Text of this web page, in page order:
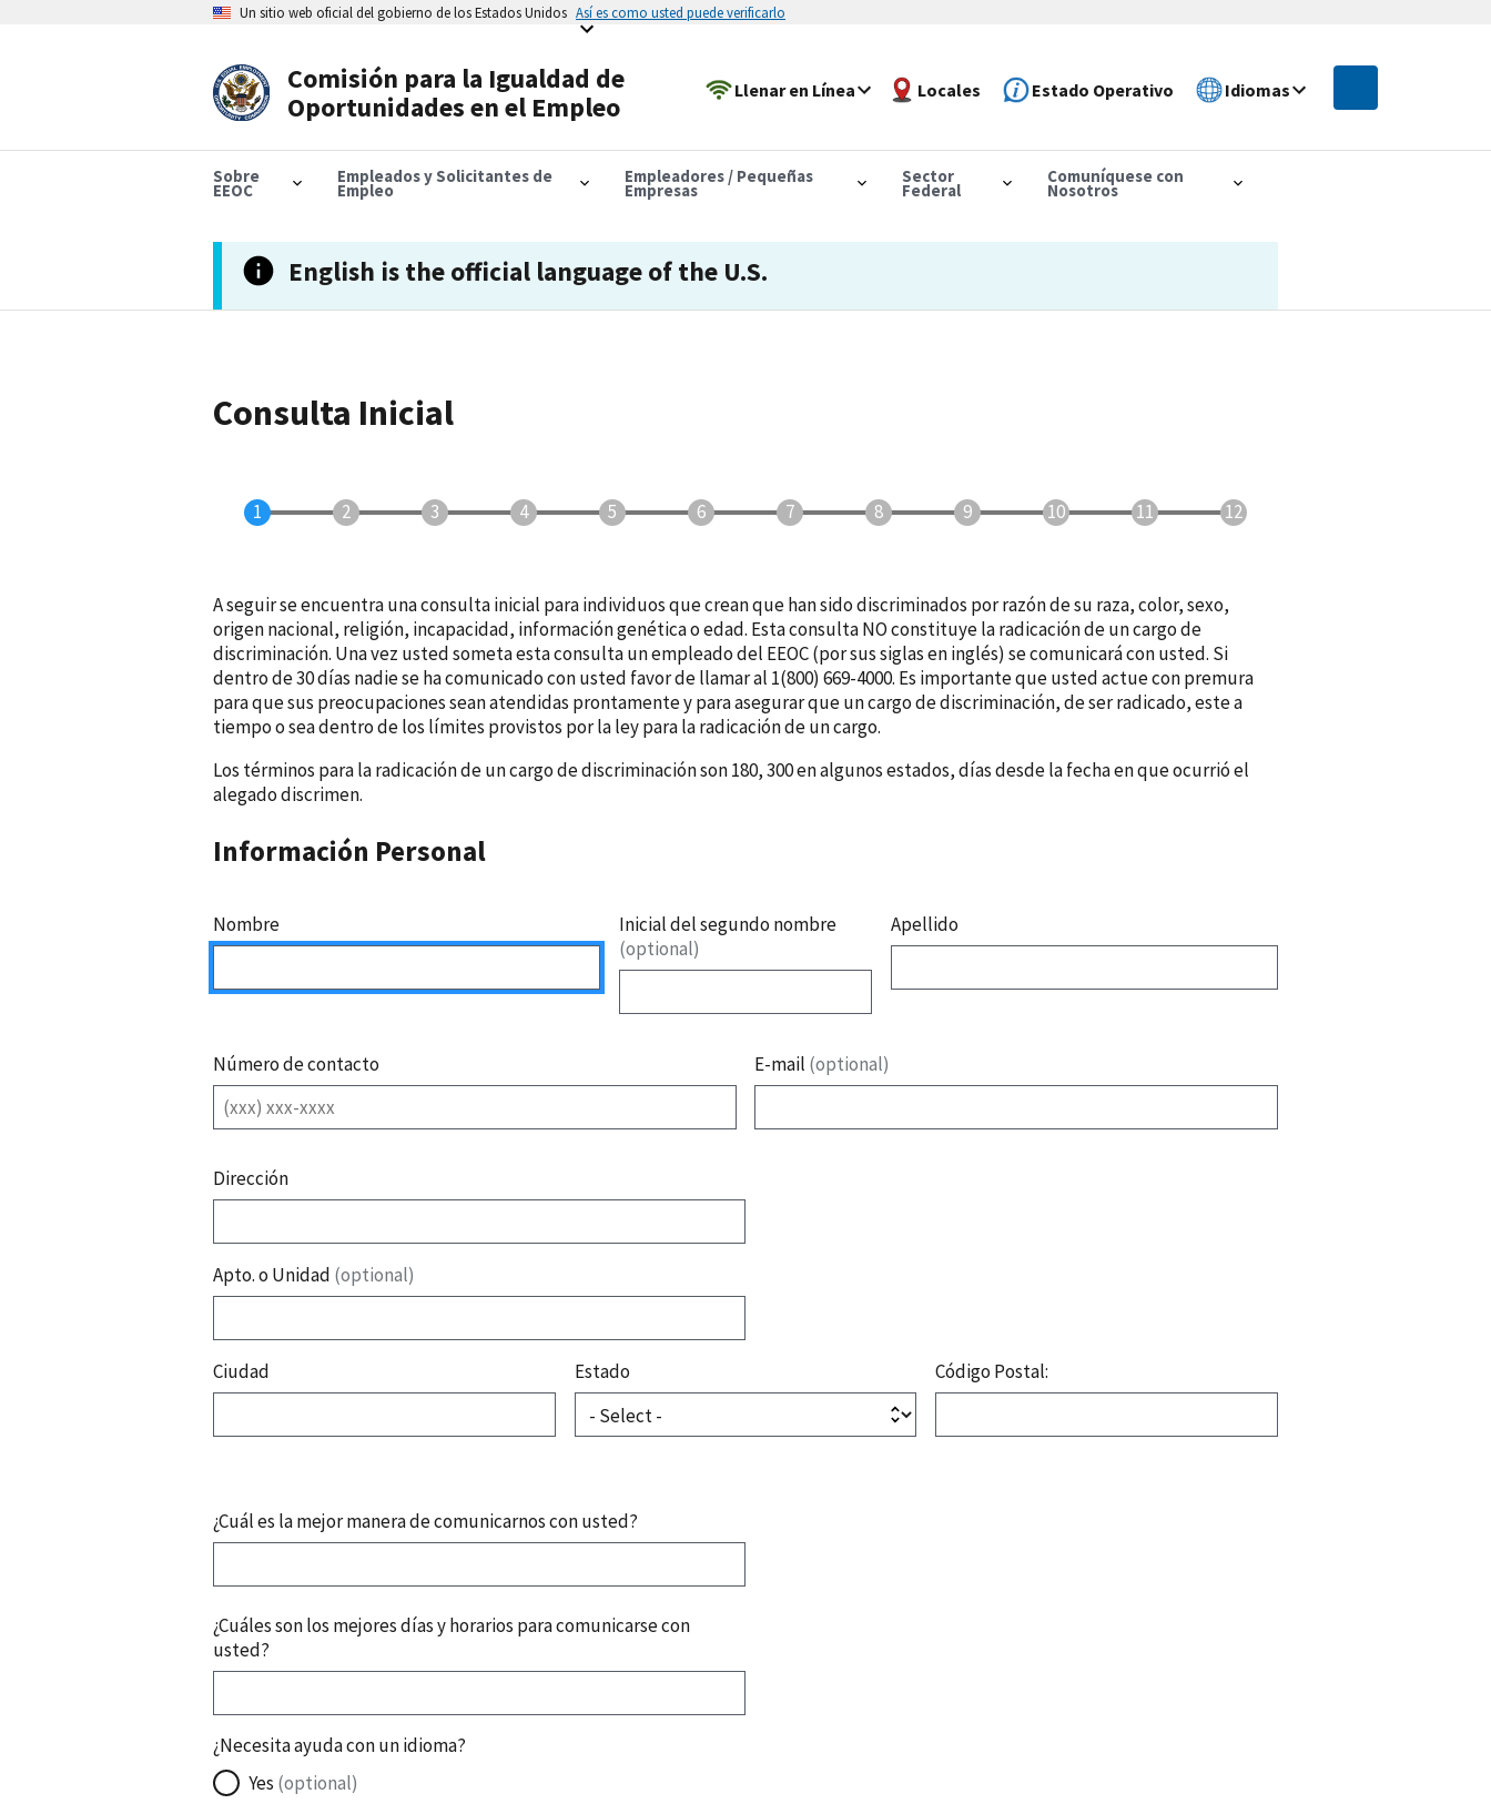
Un sitio web oficial del gobierno de los Estados Unidos Así es como usted puede verificarlo
Comisión para la Igualdad de
Oportunidades en el Empleo
Llenar en Línea Locales Estado Operativo Idiomas
Sobre
EEOC
Empleados y Solicitantes de
Empleo
Empleadores / Pequeñas
Empresas
Sector
Federal
Comuníquese con
Nosotros
English is the official language of the U.S.
Consulta Inicial
A seguir se encuentra una consulta inicial para individuos que crean que han sido discriminados por razón de su raza, color, sexo,
origen nacional, religión, incapacidad, información genética o edad. Esta consulta NO constituye la radicación de un cargo de
discriminación. Una vez usted someta esta consulta un empleado del EEOC (por sus siglas en inglés) se comunicará con usted. Si
dentro de 30 días nadie se ha comunicado con usted favor de llamar al 1(800) 669-4000. Es importante que usted actue con premura
para que sus preocupaciones sean atendidas prontamente y para asegurar que un cargo de discriminación, de ser radicado, este a
tiempo o sea dentro de los límites provistos por la ley para la radicación de un cargo.
Los términos para la radicación de un cargo de discriminación son 180, 300 en algunos estados, días desde la fecha en que ocurrió el
alegado discrimen.
Información Personal
o
m
Nombre
Inicial del segundo nombre
(optional)
Apellido
Número de contacto E-mail (optional)
i
r
c
Dirección
Apto. o Unidad (optional)
Ciudad Estado Código Postal:
r
e
e
r
e
n
i
a
d
e
¿Cuál es la mejor manera de comunicarnos con usted?
¿Cuáles son los mejores días y horarios para comunicarse con
usted?
¿Necesita ayuda con un idioma?
Yes (optional)